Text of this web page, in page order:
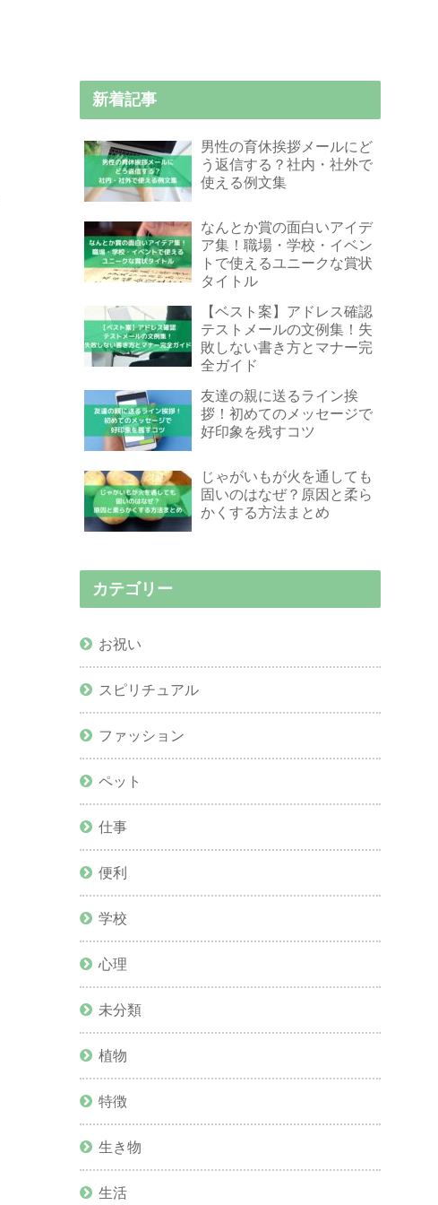
新着記事
男性の育休挨拶メールにど
う返信する？社内・社外で
使える例文集
なんとか賞の面白いアイデ
ア集！職場・学校・イベン
トで使えるユニークな賞状
タイトル
【ベスト案】アドレス確認
テストメールの文例集！失
敗しない書き方とマナー完
全ガイド
友達の親に送るライン挨
拶！初めてのメッセージで
好印象を残すコツ
じゃがいもが火を通しても
固いのはなぜ？原因と柔ら
かくする方法まとめ
カテゴリー
お祝い
スピリチュアル
ファッション
ペット
仕事
便利
学校
心理
未分類
植物
特徴
生き物
生活